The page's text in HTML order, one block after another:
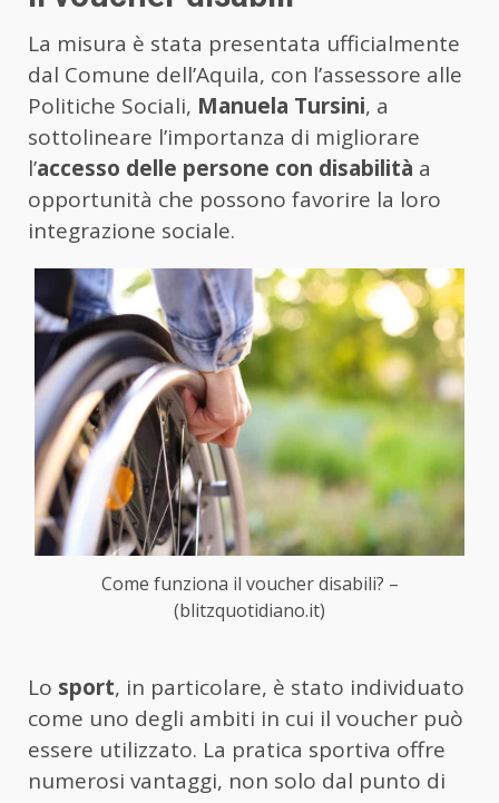
La misura è stata presentata ufficialmente
dal Comune dell’Aquila, con l’assessore alle
Politiche Sociali, Manuela Tursini, a
sottolineare l’importanza di migliorare
l’accesso delle persone con disabilità a
opportunità che possono favorire la loro
integrazione sociale.
Come funziona il voucher disabili? –
(blitzquotidiano.it)
Lo sport, in particolare, è stato individuato
come uno degli ambiti in cui il voucher può
essere utilizzato. La pratica sportiva offre
numerosi vantaggi, non solo dal punto di